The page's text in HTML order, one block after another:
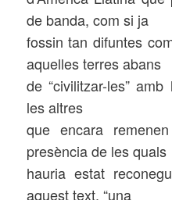
de banda, com si ja
fossin tan difuntes
aquelles terres abans
de “civilitzar-les”
les altres
que encara
presència de les quals
hauria estat
aquest text, “una